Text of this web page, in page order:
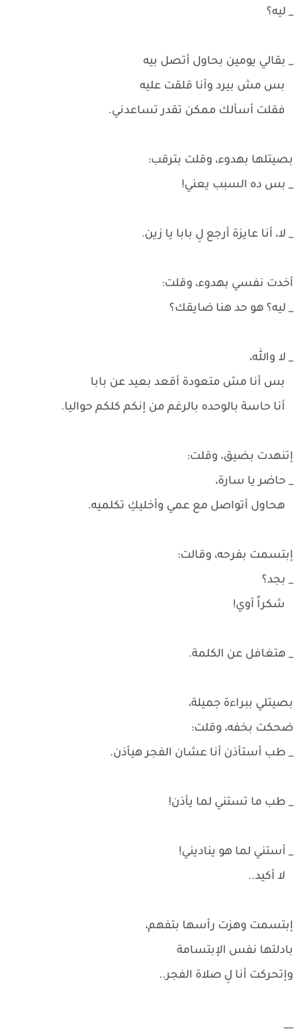
_ ليه؟
_ بقالي يومين بحاول أتصل بيه
بس مش بيرد وأنا قلقت عليه
فقلت أسألك ممكن تقدر تساعدني.
بصيتلها بهدوء، وقلت بترقب:
_ بس ده السبب يعني!
_ لا، أنا عايزة أرجع لِ بابا يا زين.
أخدت نفسي بهدوء، وقلت:
_ ليه؟ هو حد هنا ضايقك؟
_ لا والله،
بس أنا مش متعودة أقعد بعيد عن بابا
أنا حاسة بالوحده بالرغم من إنكم كلكم حواليا.
إتنهدت بضيق، وقلت:
_ حاضر يا سارة،
هحاول أتواصل مع عمي وأخليكِ تكلميه.
إبتسمت بفرحه، وقالت:
_ بجد؟
شكراً أوي!
_ هتغافل عن الكلمة.
بصيتلي ببراءة جميلة،
ضحكت بخفه، وقلت:
_ طب أستأذن أنا عشان الفجر هيأذن.
_ طب ما تستني لما يأذن!
_ أستني لما هو يناديني!
لا أكيد..
إبتسمت وهزت رأسها بتفهم،
بادلتها نفس الإبتسامة
وإتحركت أنا لِ صلاة الفجر..
__